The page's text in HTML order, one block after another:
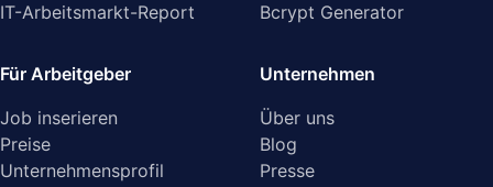
IT-Arbeitsmarkt-Report
Bcrypt Generator
Für Arbeitgeber
Job inserieren
Preise
Unternehmensprofil
Unternehmen
Über uns
Blog
Presse